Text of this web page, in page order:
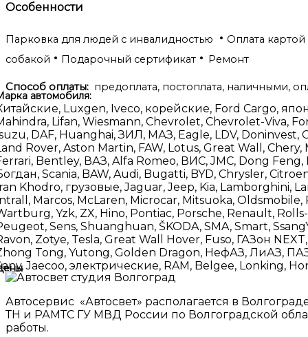
Особенности
Парковка для людей с инвалидностью • Оплата
собакой • Подарочный сертификат • Ремонт
Способ оплаты: предоплата, постоплата, наличными,
автомобиля:
Luxgen, Iveco, корейские, Ford Cargo,
Lifan, Wiesmann, Chevrolet, Chevrolet-Viva,
DAF, Huanghai, ЗИЛ, МАЗ, Eagle, LDV, Doninvest,
Rover, Aston Martin, FAW, Lotus, Great Wall,
Bentley, ВАЗ, Alfa Romeo, ВИС, JMC, Dong
Scania, BAW, Audi, Bugatti, BYD, Chrysler,
Khodro, грузовые, Jaguar, Jeep, Kia, Lamborghini,
Marcos, McLaren, Microcar, Mitsuoka,
Yzk, ZX, Hino, Pontiac, Porsche, Renault,
Sens, Shuanghuan, ŠKODA, SMA, Smart,
Zotye, Tesla, Great Wall Hover, Fuso, ГАЗон
Tong, Yutong, Golden Dragon, НефАЗ, ЛиАЗ,
Jaecoo, электрические, RAM, Belgee, Lonking,
Автосервис «Автосвет» располагается в
ТН и РАМТС ГУ МВД России по Волгоградской
работы.